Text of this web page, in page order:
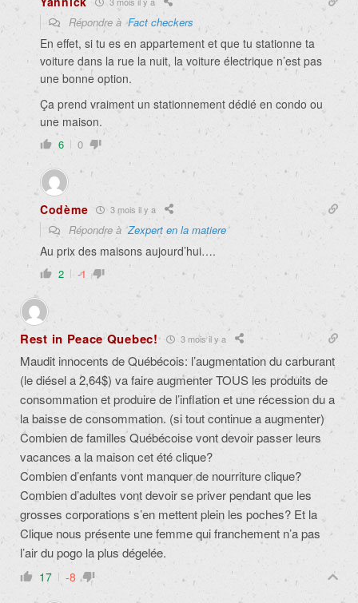
Répondre àFact checkers
En effet, si tu es en appartement et que tu stationne ta
voiture dans la rue la nuit, la voiture électrique n’est pas
une bonne option.
Ça prend vraiment un stationnement dédié en condo ou
une maison.
6 0
Codème 3 mois il y a
Répondre àZexpert en la matiere
Au prix des maisons aujourd’hui….
2 -1
Rest in Peace Quebec! 3 mois il y a
Maudit innocents de Québécois: l’augmentation du carburant
(le diésel a 2,64$) va faire augmenter TOUS les produits de
consommation et produire de l’inflation et une récession du a
la baisse de consommation. (si tout continue a augmenter)
Combien de familles Québécoise vont devoir passer leurs
vacances a la maison cet été clique?
Combien d’enfants vont manquer de nourriture clique?
Combien d’adultes vont devoir se priver pendant que les
grosses corporations s’en mettent plein les poches? Et la
Clique nous présente une femme qui franchement n’a pas
l’air du pogo la plus dégelée.
17 -8